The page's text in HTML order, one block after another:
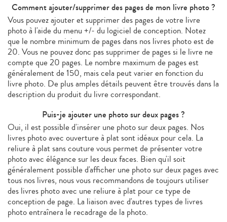
Comment ajouter/supprimer des pages de mon livre photo ?
Vous pouvez ajouter et supprimer des pages de votre livre
photo à l'aide du menu +/- du logiciel de conception. Notez
que le nombre minimum de pages dans nos livres photo est de
20. Vous ne pouvez donc pas supprimer de pages si le livre ne
compte que 20 pages. Le nombre maximum de pages est
généralement de 150, mais cela peut varier en fonction du
livre photo. De plus amples détails peuvent être trouvés dans la
description du produit du livre correspondant.
Puis-je ajouter une photo sur deux pages ?
Oui, il est possible d'insérer une photo sur deux pages. Nos
livres photo avec ouverture à plat sont idéaux pour cela. La
reliure à plat sans couture vous permet de présenter votre
photo avec élégance sur les deux faces. Bien qu'il soit
généralement possible d'afficher une photo sur deux pages avec
tous nos livres, nous vous recommandons de toujours utiliser
des livres photo avec une reliure à plat pour ce type de
conception de page. La liaison avec d'autres types de livres
photo entraînera le recadrage de la photo.